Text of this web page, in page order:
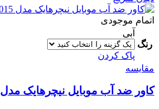
اتمام موجودی
رنگ
آبی
پاک کردن
مقایسه
کاور ضد آب موبایل نیچرهایک مدل CNK2300BS015